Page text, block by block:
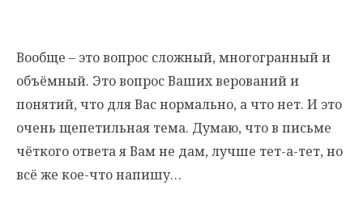
Вообще – это вопрос сложный, многогранный и
объёмный. Это вопрос Ваших верований и
понятий, что для Вас нормально, а что нет. И это
очень щепетильная тема. Думаю, что в письме
чёткого ответа я Вам не дам, лучше тет-а-тет, но
всё же кое-что напишу…